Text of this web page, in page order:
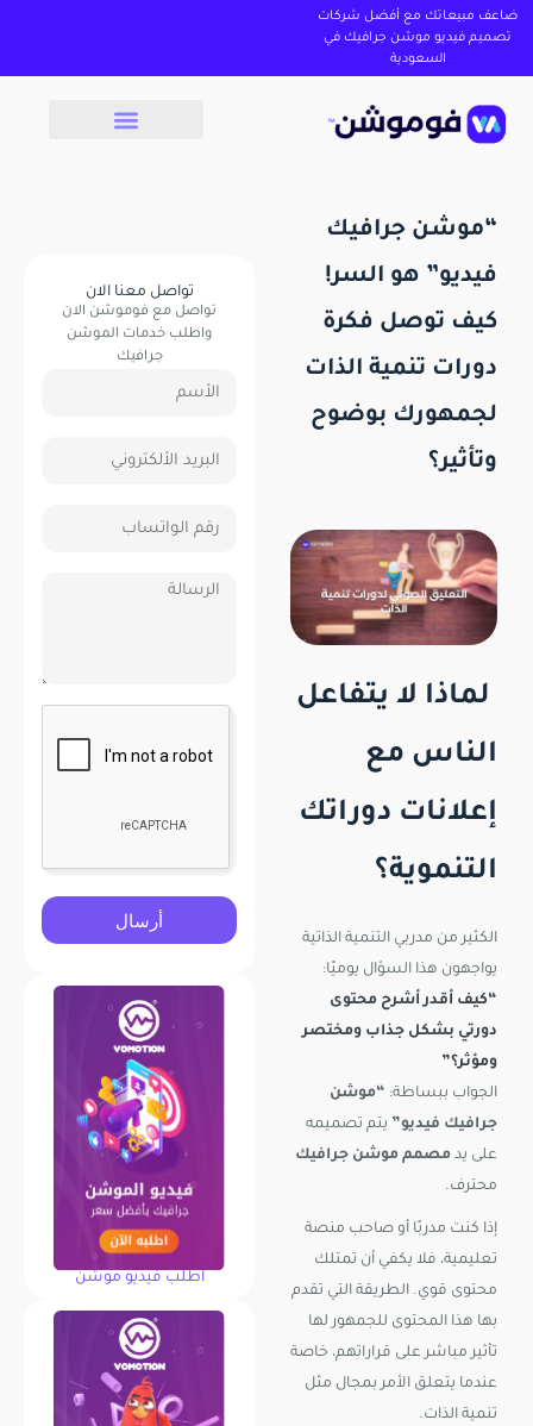
ضاعف مبيعاتك مع أفضل شركات
تصميم فيديو موشن جرافيك في
السعودية
“موشن جرافيك
فيديو” هو السر!
كيف توصل فكرة
دورات تنمية الذات
لجمهورك بوضوح
وتأثير؟
لماذا لا يتفاعل
الناس مع
إعلانات دوراتك
التنموية؟
الكثير من مدربي التنمية الذاتية
يواجهون هذا السؤال يوميًا:
“كيف أقدر أشرح محتوى
دورتي بشكل جذاب ومختصر
ومؤثر؟”
الجواب ببساطة: “موشن
جرافيك فيديو” يتم تصميمه
على يد مصمم موشن جرافيك
محترف.
إذا كنت مدربًا أو صاحب منصة
تعليمية، فلا يكفي أن تمتلك
محتوى قوي. الطريقة التي تقدم
بها هذا المحتوى للجمهور لها
تأثير مباشر على قراراتهم، خاصة
عندما يتعلق الأمر بمجال مثل
تنمية الذات.
تواصل معنا الان
تواصل مع فوموشن الان
واطلب خدمات الموشن
جرافيك
أرسال
اطلب فيديو موشن